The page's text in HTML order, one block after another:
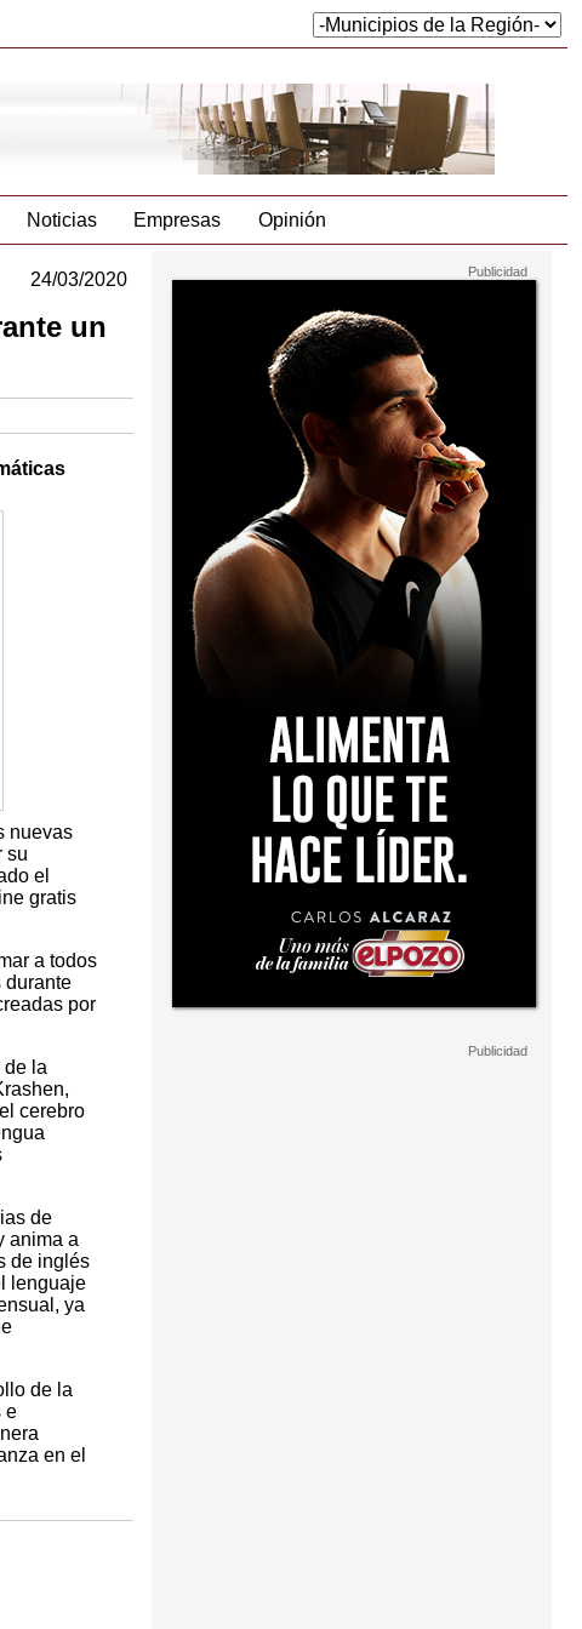
Noticias Empresas Opinión
24/03/2020
un
nuevas
su
el
gratis
a todos
durante
por
de la
cerebro
de
anima a
de inglés
lenguaje
ya
de la
e
en el